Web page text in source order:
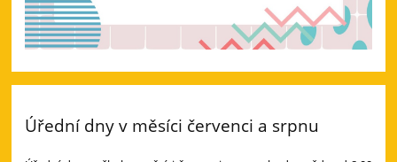
Úřední dny v měsíci červenci a srpnu